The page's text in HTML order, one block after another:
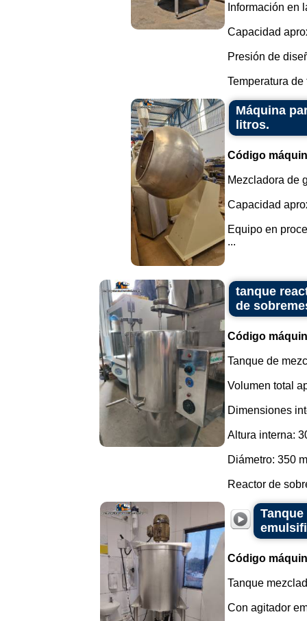
Información en
Capacidad
Presión de
Temperatura de
Máquina
litros.
Código
Mezcladora de
Capacidad
Equipo en
...
tanque
de
Código
Tanque de
Volumen total
Dimensiones
Altura interna:
Diámetro: 350
Reactor de
Código
Tanque
Con agitador